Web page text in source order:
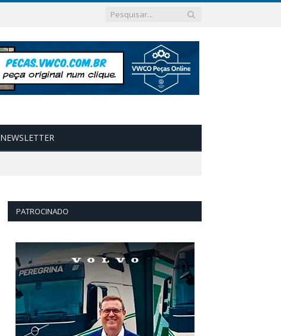
NEWSLETTER
PATROCINADO